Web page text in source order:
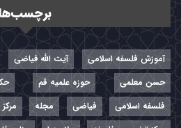
آموزش فلسفه اسلامی آیت الله فیاضی
حسن معلمی
حوزه علمیه قم
فلسفه اسلامی
فیاضی مجله